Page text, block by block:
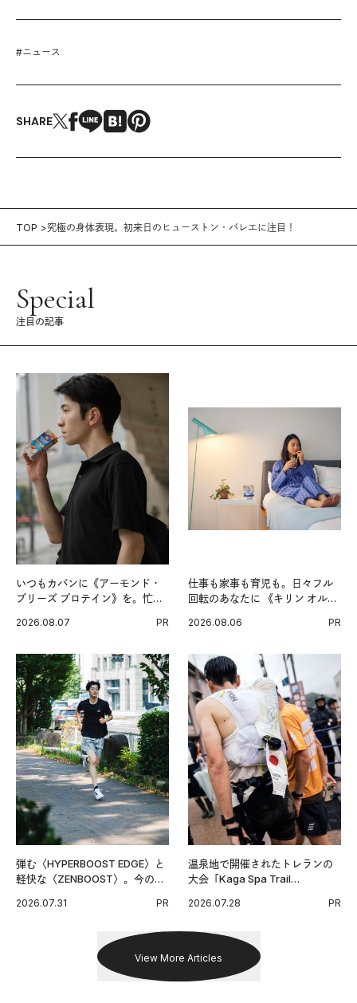
#ニュース
SHARE
TOP 究極の身体表現。初来日のヒューストン・バレエに注目！
Special
注目の記事
いつもカバンに《アーモンド・
ブリーズ プロテイン》を。忙し
グ習慣。
2026.08.07 PR
仕事も家事も育児も。日々フル
回転のあなたに 《キリン オルニ
2026.08.06 PR
弾む〈HYPERBOOST EDGE〉と
軽快な〈ZENBOOST〉。今の時
出した新機軸。
2026.07.31 PR
温泉地で開催されたトレランの
大会「Kaga Spa Trail
戦を夢見るランナーたちの奮闘
2026.07.28 PR
View More Articles